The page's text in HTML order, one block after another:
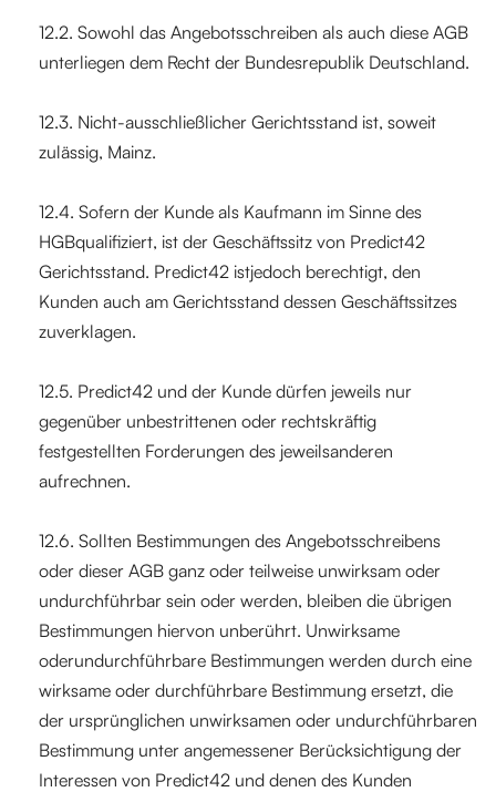
12.2. Sowohl das Angebotsschreiben als auch diese AGB
unterliegen dem Recht der Bundesrepublik Deutschland.
12.3. Nicht-ausschließlicher Gerichtsstand ist, soweit
zulässig, Mainz.
12.4. Sofern der Kunde als Kaufmann im Sinne des
HGBqualifiziert, ist der Geschäftssitz von Predict42
Gerichtsstand. Predict42 istjedoch berechtigt, den
Kunden auch am Gerichtsstand dessen Geschäftssitzes
zuverklagen.
12.5. Predict42 und der Kunde dürfen jeweils nur
gegenüber unbestrittenen oder rechtskräftig
festgestellten Forderungen des jeweilsanderen
aufrechnen.
12.6. Sollten Bestimmungen des Angebotsschreibens
oder dieser AGB ganz oder teilweise unwirksam oder
undurchführbar sein oder werden, bleiben die übrigen
Bestimmungen hiervon unberührt. Unwirksame
oderundurchführbare Bestimmungen werden durch eine
wirksame oder durchführbare Bestimmung ersetzt, die
der ursprünglichen unwirksamen oder undurchführbaren
Bestimmung unter angemessener Berücksichtigung der
Interessen von Predict42 und denen des Kunden